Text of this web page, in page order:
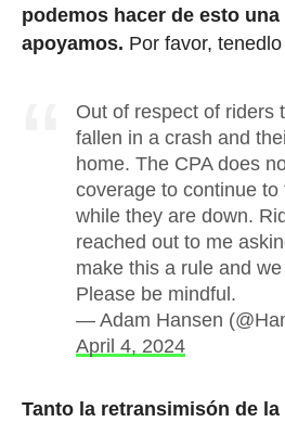
podemos hacer de esto
apoyamos. Por favor,
Out of respect of riders
fallen in a crash and
home. The CPA does
coverage to continue to
while they are down.
reached out to me
make this a rule and
Please be mindful.
— Adam Hansen
April 4, 2024
Tanto la retransimisón de